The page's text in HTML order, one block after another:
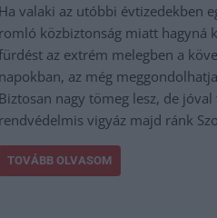
Ha valaki az utóbbi évtizedekben
romló közbiztonság miatt hagyná
az extrém melegben a
napokban, az még
Biztosan nagy tömeg lesz, de jóval
rendvédelmis vigyáz majd ránk
TOVÁBB OLVASOM